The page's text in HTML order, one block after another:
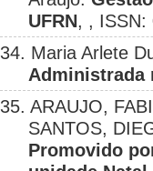
UFRN, , ISSN:
34. Maria Arlete
Administrada
35. ARAUJO,
SANTOS,
Promovido